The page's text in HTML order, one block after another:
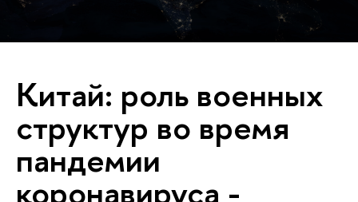
Китай: роль военных
структур во время
пандемии
коронавируса -